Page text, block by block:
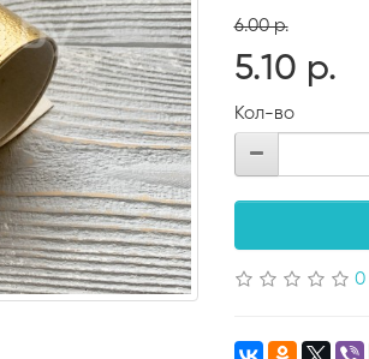
6.00 р.
5.10 р.
Кол-во
0